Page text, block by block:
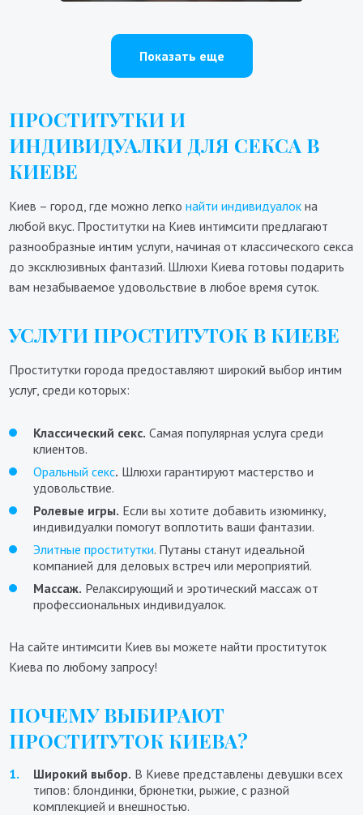
Показать еще
ПРОСТИТУТКИ И
ИНДИВИДУАЛКИ ДЛЯ СЕКСА В
КИЕВЕ
Киев – город, где можно легконайти индивидуалок на
любой вкус. Проститутки на Киев интимсити предлагают
разнообразные интим услуги, начиная от классического секса
до эксклюзивных фантазий. Шлюхи Киева готовы подарить
вам незабываемое удовольствие в любое время суток.
УСЛУГИ ПРОСТИТУТОК В КИЕВЕ
Проститутки города предоставляют широкий выбор интим
услуг, среди которых:
Классический секс. Самая популярная услуга среди
клиентов.
Оральный секс. Шлюхи гарантируют мастерство и
удовольствие.
Ролевые игры. Если вы хотите добавить изюминку,
индивидуалки помогут воплотить ваши фантазии.
Элитные проститутки. Путаны станут идеальной
компанией для деловых встреч или мероприятий.
Массаж. Релаксирующий и эротический массаж от
профессиональных индивидуалок.
На сайте интимсити Киев вы можете найти проституток
Киева по любому запросу!
ПОЧЕМУ ВЫБИРАЮТ
ПРОСТИТУТОК КИЕВА?
Широкий выбор. В Киеве представлены девушки всех
типов: блондинки, брюнетки, рыжие, с разной
комплекцией и внешностью.